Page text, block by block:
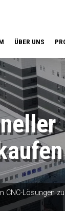
ÜBER UNS
CNC-Lösungen zu